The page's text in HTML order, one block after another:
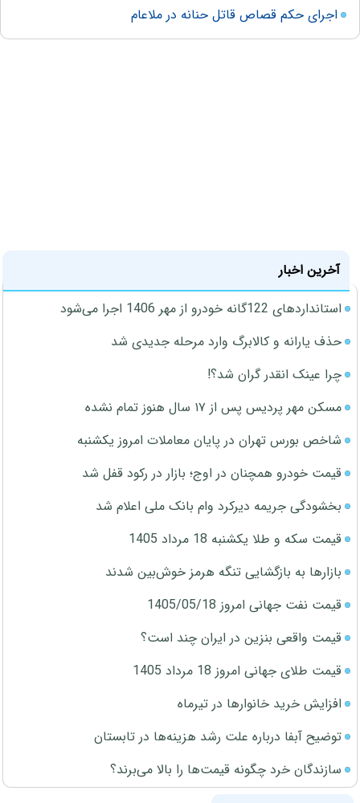
اجرای حکم قصاص قاتل حنانه در ملاعام
آخرین اخبار
استانداردهای 122گانه خودرو از مهر 1406 اجرا می‌شود
حذف یارانه و کالابرگ وارد مرحله جدیدی شد
چرا عینک انقدر گران شد؟!
مسکن مهر پردیس پس از ۱۷ سال هنوز تمام نشده
شاخص بورس تهران در پایان معاملات امروز یکشنبه
قیمت خودرو همچنان در اوج؛ بازار در رکود قفل شد
بخشودگی جریمه دیرکرد وام بانک ملی اعلام شد
قیمت سکه و طلا یکشنبه 18 مرداد 1405
بازارها به بازگشایی تنگه هرمز خوش‌بین شدند
قیمت نفت جهانی امروز 1405/05/18
قیمت واقعی بنزین در ایران چند است؟
قیمت طلای جهانی امروز 18 مرداد 1405
افزایش خرید خانوارها در تیرماه
توضیح آبفا درباره علت رشد هزینه‌ها در تابستان
سازندگان خرد چگونه قیمت‌ها را بالا می‌برند؟